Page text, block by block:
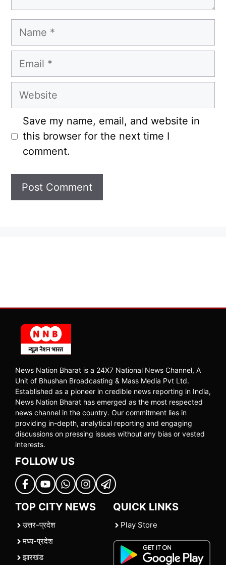
Name
Email
Website
Save my name, email, and website in
this browser for the next time I
comment.
News Nation Bharat is a 24X7 National News Channel, A
Unit of Bhushan Broadcasting & Mass Media Pvt Ltd.
Established as a pioneer in credible news reporting in India,
News Nation Bharat has emerged as the most respected
news channel in the country. Our commitment lies in
providing in-depth, analytical reporting and engaging
discussions on pressing issues without any bias or vested
interests.
FOLLOW US
TOP CITY NEWS
उत्तर-प्रदेश
मध्य-प्रदेश
झारखंड
QUICK LINKS
Play Store